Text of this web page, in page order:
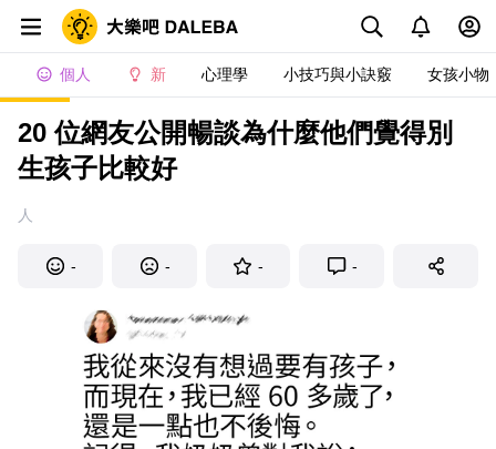
個人 新 心理學 小技巧與小訣竅 女孩小物
20 位網友公開暢談為什麼他們覺得別
生孩子比較好
人
- - - -